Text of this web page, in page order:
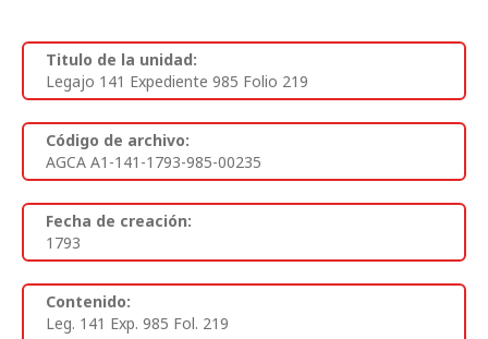
Titulo de la unidad:
Legajo 141 Expediente 985 Folio 219
Código de archivo:
AGCA A1-141-1793-985-00235
Fecha de creación:
1793
Contenido:
Leg. 141 Exp. 985 Fol. 219